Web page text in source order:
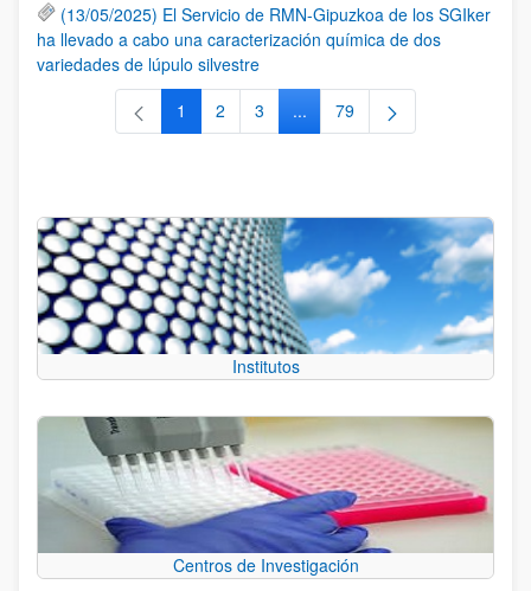
(13/05/2025) El Servicio de RMN-Gipuzkoa de los SGIker
ha llevado a cabo una caracterización química de dos
variedades de lúpulo silvestre
Página
1 Página
2 Página
3 ...Páginas intermedias Use TAB
Página
79
Institutos
Centros de Investigación